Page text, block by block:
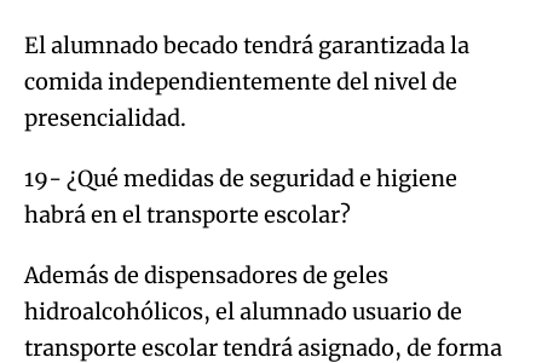
El alumnado becado tendrá garantizada la
comida independientemente del nivel de
presencialidad.
19- ¿Qué medidas de seguridad e higiene
habrá en el transporte escolar?
Además de dispensadores de geles
hidroalcohólicos, el alumnado usuario de
transporte escolar tendrá asignado, de forma